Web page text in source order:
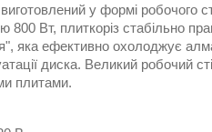
виготовлений у формі
800 Вт, плиткоріз стабільно
яка ефективно охолоджує
диска. Великий робочий
плитами.